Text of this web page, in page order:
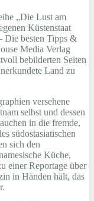
„Die Lust am
Küstenstaat
Die besten Tipps &
Media Verlag
bebilderten Seiten
Land zu
versehene
selbst und dessen
in die fremde,
südostasiatischen
sich den
Küche,
einer Reportage über
in Händen hält, das